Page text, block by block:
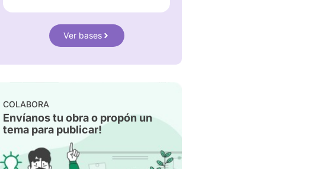
Ver bases
COLABORA
Envíanos tu obra o propón un
tema para publicar!